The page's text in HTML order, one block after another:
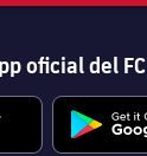
oficial del